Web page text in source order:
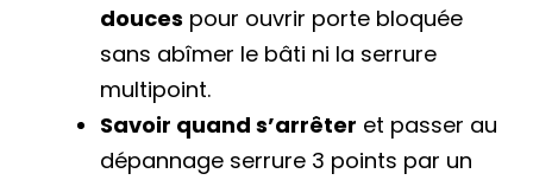
douces pour ouvrir porte bloquée
sans abîmer le bâti ni la serrure
multipoint.
Savoir quand s’arrêter et passer au
dépannage serrure 3 points par un